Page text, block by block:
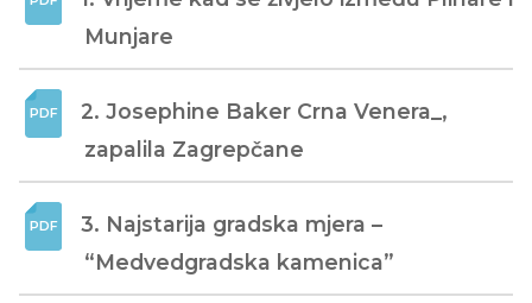
Munjare
2. Josephine Baker Crna Venera_,
zapalila Zagrepčane
3. Najstarija gradska mjera –
“Medvedgradska kamenica”